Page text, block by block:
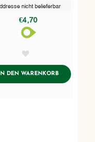
nicht belieferbar
€4,70
IN DEN WARENKORBADDTOCART